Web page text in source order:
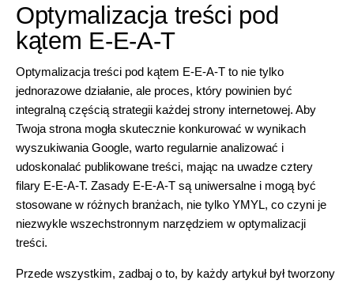
Optymalizacja treści pod
kątem E-E-A-T
Optymalizacja treści pod kątem E-E-A-T to nie tylko
jednorazowe działanie, ale proces, który powinien być
integralną częścią strategii każdej strony internetowej. Aby
Twoja strona mogła skutecznie konkurować w wynikach
wyszukiwania Google, warto regularnie analizować i
udoskonalać publikowane treści, mając na uwadze cztery
filary E-E-A-T. Zasady E-E-A-T są uniwersalne i mogą być
stosowane w różnych branżach, nie tylko YMYL, co czyni je
niezwykle wszechstronnym narzędziem w optymalizacji
treści.
Przede wszystkim, zadbaj o to, by każdy artykuł był tworzony